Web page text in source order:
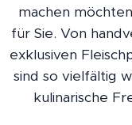
machen
für Sie. Von
exklusiven
sind so vielfältig
kulinarische